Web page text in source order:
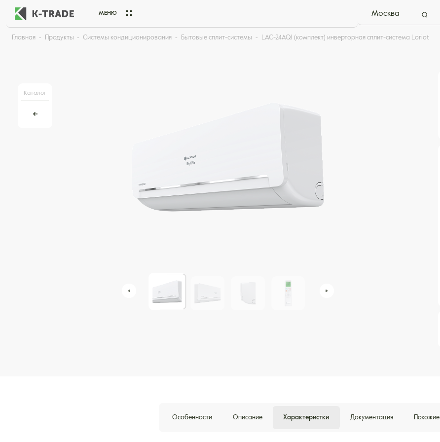
МЕНЮ Москва
Главная Продукты Системы кондиционирования Бытовые сплит-системы LAC-24AQI (комплект) инверторная сплит-система Loriot
Каталог
Особенности Описание Характеристки Документация Похожие